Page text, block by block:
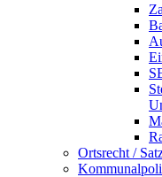
Ortsrecht /